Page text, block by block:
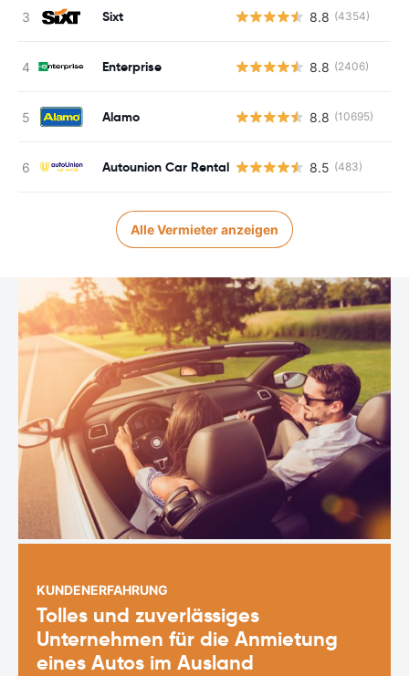
Sixt 8.8 (4354)
Enterprise 8.8 (2406)
Alamo 8.8 (10695)
Autounion Car Rental 8.5 (483)
Alle Vermieter anzeigen
KUNDENERFAHRUNG
Tolles und zuverlässiges
Unternehmen für die Anmietung
eines Autos im Ausland